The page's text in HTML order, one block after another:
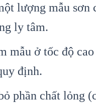
lượng mẫu sơn
ly tâm.
mẫu ở tốc độ
định.
phần chất lỏng